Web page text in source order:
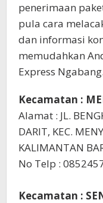
penerimaan
pula cara
dan informasi
memudahkan
Express Ngabang.
Kecamatan :
Alamat : JL.
DARIT, KEC.
KALIMANTAN
No Telp :
Kecamatan :